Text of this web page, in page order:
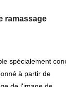
ramassage
spécialement
à partir de